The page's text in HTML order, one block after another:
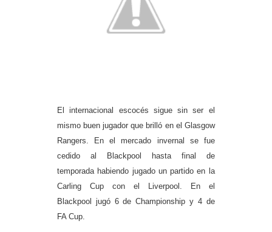
El internacional escocés sigue sin ser el
mismo buen jugador que brilló en el Glasgow
Rangers. En el mercado invernal se fue
cedido al Blackpool hasta final de
temporada habiendo jugado un partido en la
Carling Cup con el Liverpool. En el
Blackpool jugó 6 de Championship y 4 de
FA Cup.